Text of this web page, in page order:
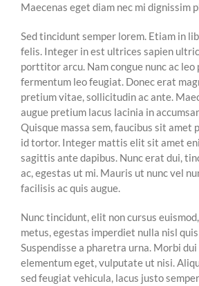
Maecenas eget diam nec mi dignissim
Sed tincidunt semper lorem. Etiam in
felis. Integer in est ultrices sapien
porttitor arcu. Nam congue nunc ac
fermentum leo feugiat. Donec erat
pretium vitae, sollicitudin ac ante.
augue pretium lacus lacinia in
Quisque massa sem, faucibus sit
id tortor. Integer mattis elit sit amet
sagittis ante dapibus. Nunc erat dui,
ac, egestas ut mi. Mauris ut nunc vel
facilisis ac quis augue.
Nunc tincidunt, elit non cursus
metus, egestas imperdiet nulla nisl
Suspendisse a pharetra urna. Morbi
elementum eget, vulputate ut nisi.
sed feugiat vehicula, lacus justo